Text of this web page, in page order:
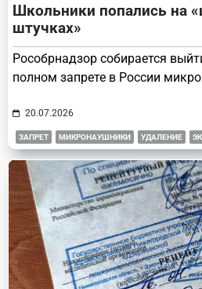
Школьники попались на
штучках»
Рособрнадзор собирается
полном запрете в России
20.07.2026
ЗАПРЕТ МИКРОНАУШНИКИ УДАЛЕНИЕ